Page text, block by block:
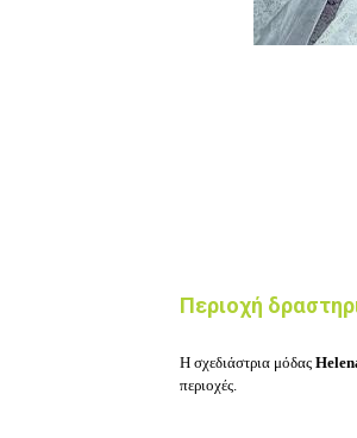
Περιοχή
Η σχεδιάστρια μόδας
περιοχές.